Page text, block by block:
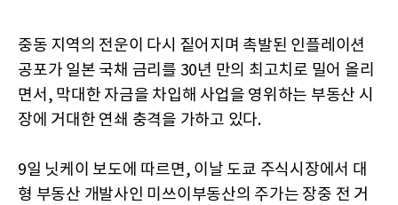
중동 지역의 전운이 다시 짙어지며 촉발된 인플레이션
공포가 일본 국채 금리를 30년 만의 최고치로 밀어 올리
면서, 막대한 자금을 차입해 사업을 영위하는 부동산 시
장에 거대한 연쇄 충격을 가하고 있다.
9일 닛케이 보도에 따르면, 이날 도쿄 주식시장에서 대
형 부동산 개발사인 미쓰이부동산의 주가는 장중 전 거